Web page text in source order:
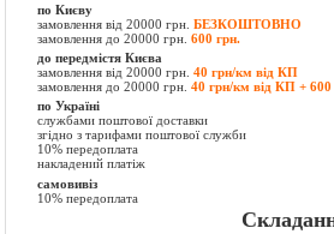
по Києву
замовлення від 20000 грн.БЕЗКОШТОВНО
замовлення до 20000 грн.600 грн.
до передмістя Києва
замовлення від 20000 грн.40 грн/км від КП
замовлення до 20000 грн.40 грн/км від КП + 600
по Україні
службами поштової доставки
згідно з тарифами поштової служби
10% передоплата
накладений платіж
самовивіз
10% передоплата